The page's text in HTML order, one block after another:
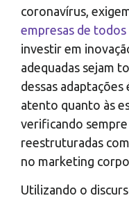
coronavírus,
empresas de
investir em
adequadas sejam
dessas
atento quanto às
verificando
reestruturadas
no marketing
Utilizando o